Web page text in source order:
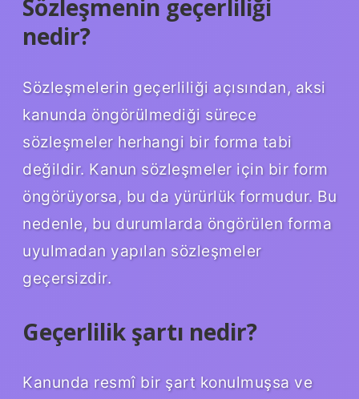
Sözleşmenin geçerliliği
nedir?
Sözleşmelerin geçerliliği açısından, aksi
kanunda öngörülmediği sürece
sözleşmeler herhangi bir forma tabi
değildir. Kanun sözleşmeler için bir form
öngörüyorsa, bu da yürürlük formudur. Bu
nedenle, bu durumlarda öngörülen forma
uyulmadan yapılan sözleşmeler
geçersizdir.
Geçerlilik şartı nedir?
Kanunda resmî bir şart konulmuşsa ve